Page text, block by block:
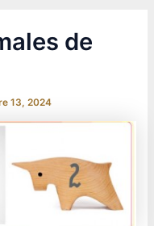
de
13, 2024